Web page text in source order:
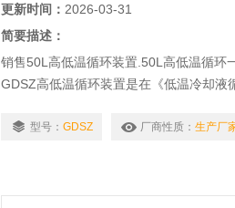
更新时间： 2026-03-31
简要描述：
销售50L高低温循环装置.50L高低温循环
GDSZ高低温循环装置是在《低温冷却液
疗、化工、科研等领域。产品具有结构
型号： GDSZ 厂商性质： 生产厂